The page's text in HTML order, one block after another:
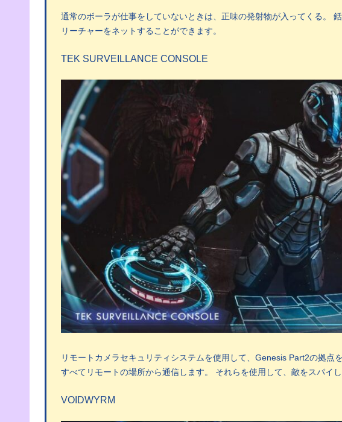
通常のボーラが仕事をしていないときは、正味の発射物が入ってくる。
リーチャーをネットすることができます。
TEK SURVEILLANCE CONSOLE
リモートカメラセキュリティシステムを使用して、Genesis Part2の拠点
すべてリモートの場所から通信します。 それらを使用して、敵をスパイ
VOIDWYRM